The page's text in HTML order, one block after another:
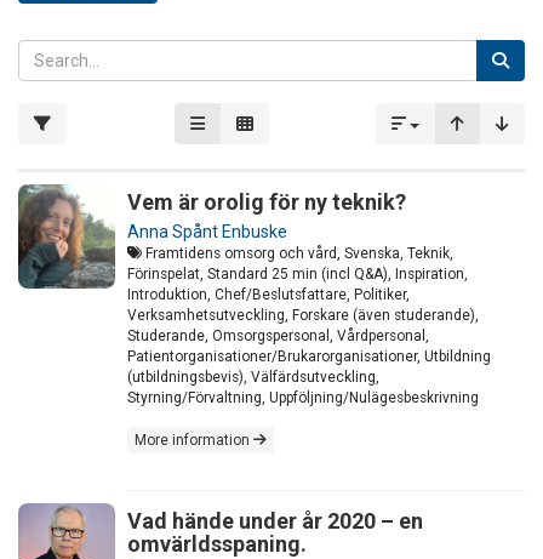
Vem är orolig för ny teknik?
Anna Spånt Enbuske
Framtidens omsorg och vård, Svenska, Teknik,
Förinspelat, Standard 25 min (incl Q&A), Inspiration,
Introduktion, Chef/Beslutsfattare, Politiker,
Verksamhetsutveckling, Forskare (även studerande),
Studerande, Omsorgspersonal, Vårdpersonal,
Patientorganisationer/Brukarorganisationer, Utbildning
(utbildningsbevis), Välfärdsutveckling,
Styrning/Förvaltning, Uppföljning/Nulägesbeskrivning
More information
Vad hände under år 2020 – en
omvärldsspaning.